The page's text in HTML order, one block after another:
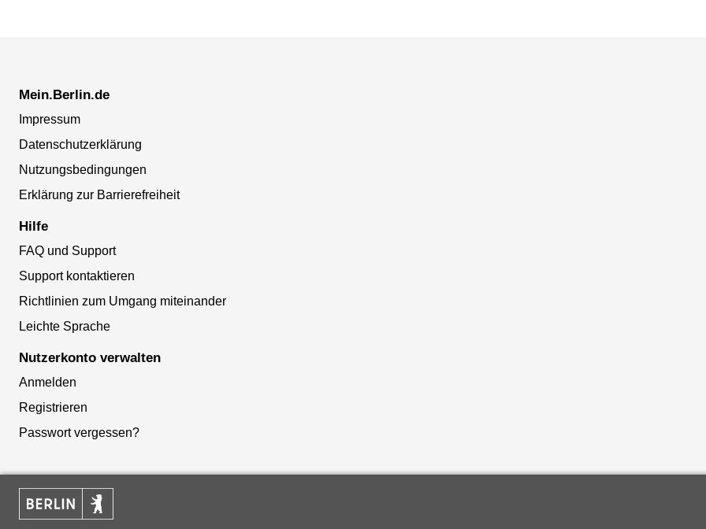
Mein.Berlin.de
Impressum
Datenschutzerklärung
Nutzungsbedingungen
Erklärung zur Barrierefreiheit
Hilfe
FAQ und Support
Support kontaktieren
Richtlinien zum Umgang miteinander
Leichte Sprache
Nutzerkonto verwalten
Anmelden
Registrieren
Passwort vergessen?